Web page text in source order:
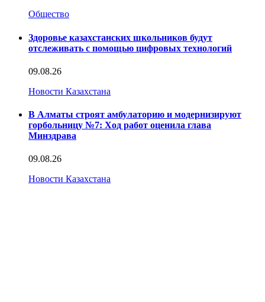
Общество
Здоровье казахстанских школьников будут
отслеживать с помощью цифровых технологий
09.08.26
Новости Казахстана
В Алматы строят амбулаторию и модернизируют
горбольницу №7: Ход работ оценила глава
Минздрава
09.08.26
Новости Казахстана